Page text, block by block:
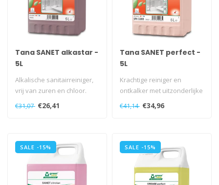
Tana SANET alkastar -
5L
Alkalische sanitairreiniger,
vrij van zuren en chloor.
€31,07 €26,41
Tana SANET perfect -
5L
Krachtige reiniger en
ontkalker met uitzonderlijke
milieu-eigenschappen..
€41,14 €34,96
SALE -15% SALE -15%